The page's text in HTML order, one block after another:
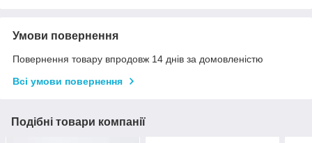
Умови повернення
Повернення товару впродовж 14 днів за домовленістю
Всі умови повернення
Подібні товари компанії